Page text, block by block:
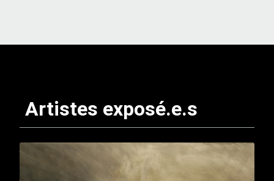
Artistes exposé.e.s